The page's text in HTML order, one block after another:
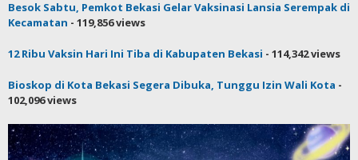
Besok Sabtu, Pemkot Bekasi Gelar Vaksinasi Lansia Serempak di
Kecamatan - 119,856 views
12 Ribu Vaksin Hari Ini Tiba di Kabupaten Bekasi - 114,342 views
Bioskop di Kota Bekasi Segera Dibuka, Tunggu Izin Wali Kota -
102,096 views